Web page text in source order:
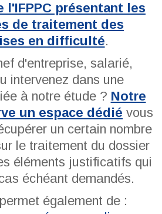
l'IFPPC présentant les
de traitement des
en difficulté.
d'entreprise, salarié,
intervenez dans une
à notre étude ? Notre
un espace dédié vous
un certain nombre
le traitement du dossier
éléments justificatifs qui
échéant demandés.
également de :